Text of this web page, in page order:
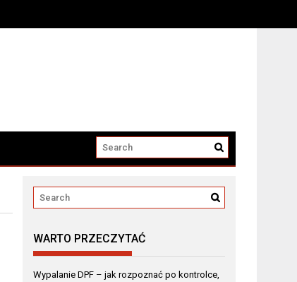
WARTO PRZECZYTAĆ
Wypalanie DPF – jak rozpoznać po kontrolce,